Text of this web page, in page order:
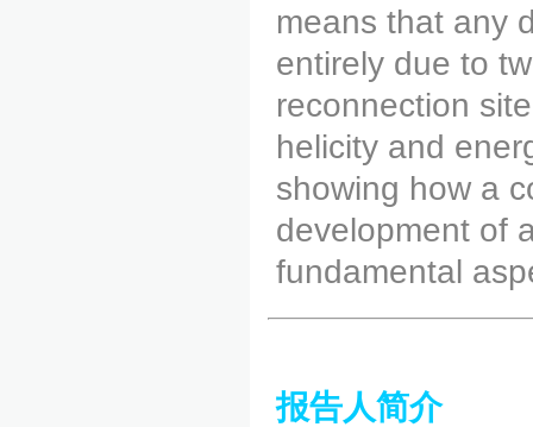
means that any
entirely due to
reconnection
helicity and
showing how a
development of
fundamental
报告人简介